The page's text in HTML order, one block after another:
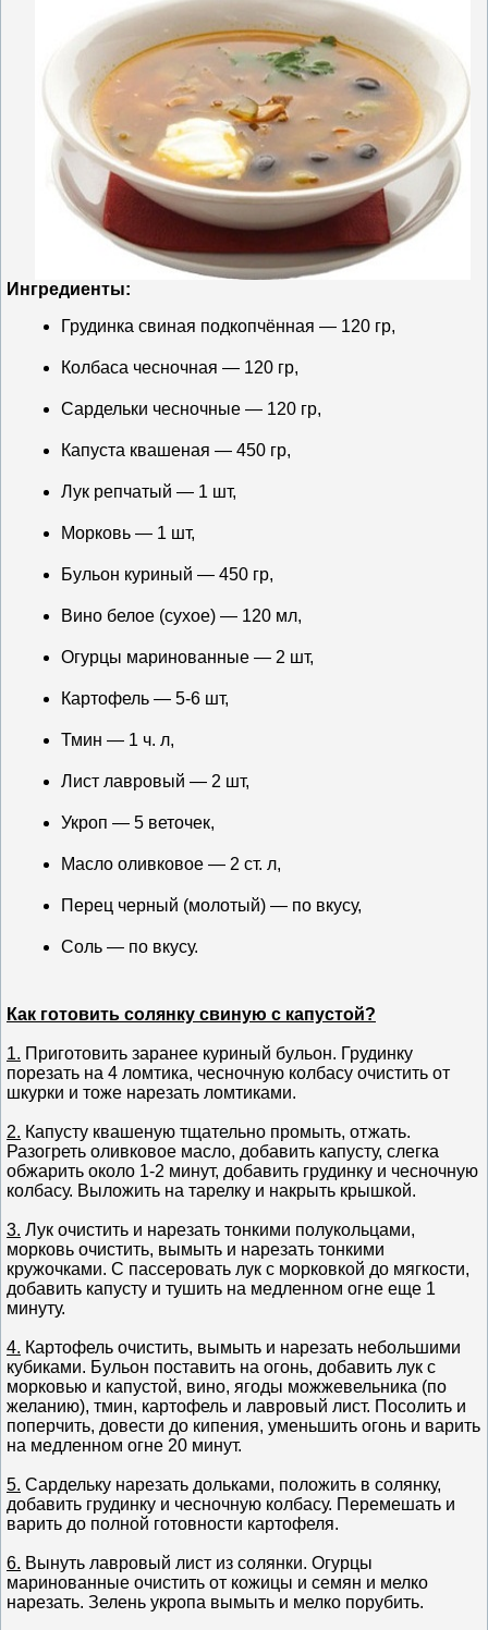
Ингредиенты:
Грудинка свиная подкопчённая — 120 гр,
Колбаса чесночная — 120 гр,
Сардельки чесночные — 120 гр,
Капуста квашеная — 450 гр,
Лук репчатый — 1 шт,
Морковь — 1 шт,
Бульон куриный — 450 гр,
Вино белое (сухое) — 120 мл,
Огурцы маринованные — 2 шт,
Картофель — 5-6 шт,
Тмин — 1 ч. л,
Лист лавровый — 2 шт,
Укроп — 5 веточек,
Масло оливковое — 2 ст. л,
Перец черный (молотый) — по вкусу,
Соль — по вкусу.
Как готовить солянку свиную с капустой?
1. Приготовить заранее куриный бульон. Грудинку
порезать на 4 ломтика, чесночную колбасу очистить от
шкурки и тоже нарезать ломтиками.
2. Капусту квашеную тщательно промыть, отжать.
Разогреть оливковое масло, добавить капусту, слегка
обжарить около 1-2 минут, добавить грудинку и чесночную
колбасу. Выложить на тарелку и накрыть крышкой.
3. Лук очистить и нарезать тонкими полукольцами,
морковь очистить, вымыть и нарезать тонкими
кружочками. С пассеровать лук с морковкой до мягкости,
добавить капусту и тушить на медленном огне еще 1
минуту.
4. Картофель очистить, вымыть и нарезать небольшими
кубиками. Бульон поставить на огонь, добавить лук с
морковью и капустой, вино, ягоды можжевельника (по
желанию), тмин, картофель и лавровый лист. Посолить и
поперчить, довести до кипения, уменьшить огонь и варить
на медленном огне 20 минут.
5. Сардельку нарезать дольками, положить в солянку,
добавить грудинку и чесночную колбасу. Перемешать и
варить до полной готовности картофеля.
6. Вынуть лавровый лист из солянки. Огурцы
маринованные очистить от кожицы и семян и мелко
нарезать. Зелень укропа вымыть и мелко порубить.